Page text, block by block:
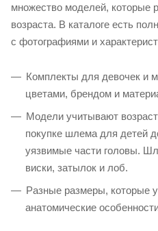
множество моделей, которые
возраста. В каталоге есть
с фотографиями и
Комплекты для девочек и
цветами, брендом и
Модели учитывают
покупке шлема для детей
уязвимые части головы.
виски, затылок и лоб.
Разные размеры, которые
анатомические